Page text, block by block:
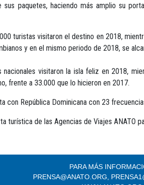
paquetes, haciendo más amplio su
turistas visitaron el destino en 2018,
y en el mismo periodo de 2018, se
visitaron la isla feliz en 2018,
frente a 33.000 que lo hicieron en 2017.
con República Dominicana con 23
turística de las Agencias de Viajes ANATO
PARA MÁS
PRENSA@ANATO.ORG,